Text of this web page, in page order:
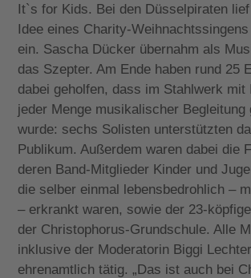
It`s for Kids. Bei den Düsselpiraten
Idee eines Charity-
ein. Sascha Dücker übernahm als
das Szepter. Am Ende haben rund 25
dabei geholfen, dass im Stahlwerk mit
jeder Menge musikalischer Begleitung
wurde: sechs Solisten unterstützten
Publikum. Außerdem waren dabei die
deren Band-Mitglieder Kinder und
die selber einmal lebensbedrohlich –
– erkrankt waren, sowie der 23-
der Christophorus-Grundschule. Alle
inklusive der Moderatorin Biggi
ehrenamtlich tätig. „Das ist auch bei